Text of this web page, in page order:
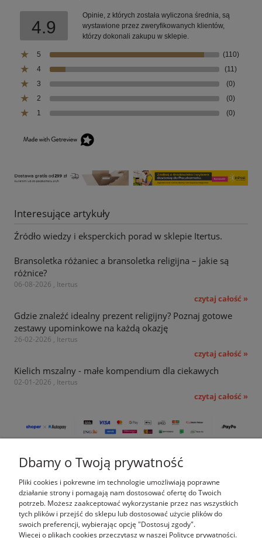
4.9
Opinie, z których została wyliczona średnia, są
wystawione przez zweryfikowanych klientów,
którzy dokonali zakupu w sklepie.
5
(110)
4
(11)
3
(0)
2
(0)
1
(0)
Interesujące artykuły
Źródło wiedzy i eksperckich porad w sklepie Itertus.
Bransoletka różaniec a bransoletka religijna – jakie są
różnice?
06-08-2026 , Itertus
czytaj całość »
Gdzie znaleźć idealny prezent religijny? Poznaj gotowe
zestawy upominkowe na każdą okazję
26-02-2026 , Itertus
czytaj całość »
Kielich mszalny - małe kompendium dla ciekawych
02-01-2026 , Itertus
czytaj całość »
Pomoc
Moje konto
Płatności i dostawa
Dbamy o Twoją prywatność
Pliki cookies i pokrewne im technologie umożliwiają poprawne
działanie strony i pomagają nam dostosować ofertę do Twoich
potrzeb. Możesz zaakceptować wykorzystanie przez nas wszystkich
tych plików i przejść do sklepu lub dostosować użycie plików do
swoich preferencji, wybierając opcję "Dostosuj zgody".
Więcej o plikach cookies przeczytasz w naszej Polityce prywatności.